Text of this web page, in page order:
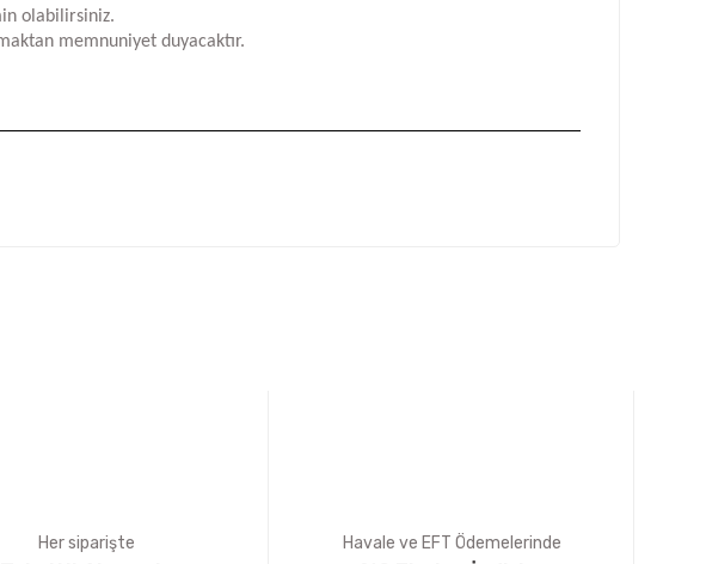
olabilirsiniz.
memnuniyet duyacaktır.
Her siparişte Havale ve EFT Ödemelerinde